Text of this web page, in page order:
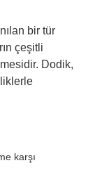
bir tür
çeşitli
Dodik,
karşı